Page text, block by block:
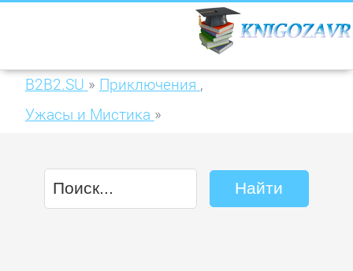
B2B2.SU » Приключения ,
Ужасы и Мистика »